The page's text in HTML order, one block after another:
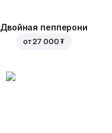
Двойная пепперони
от27 000 ₮